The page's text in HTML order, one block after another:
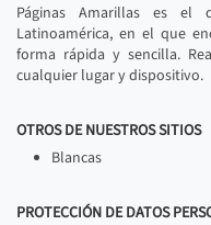
Páginas Amarillas es el
Latinoamérica, en el que
forma rápida y sencilla.
cualquier lugar y dispositivo.
OTROS DE NUESTROS SITIOS
Blancas
PROTECCIÓN DE DATOS